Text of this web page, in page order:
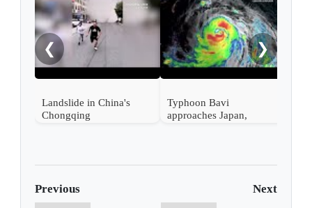
❮
Landslide in China's
Chongqing
Typhoon Bavi
approaches Japan,
❯
Previous Next